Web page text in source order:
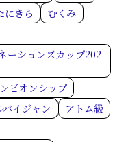
にきら
むくみ
ーションズカップ202
ピオンシップ
バイジャン
アトム級